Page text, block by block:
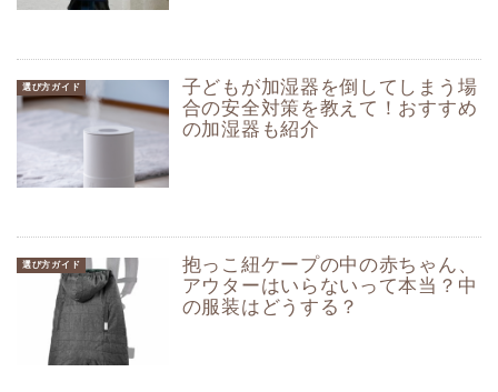
選び方ガイド
子どもが加湿器を倒してしまう場
合の安全対策を教えて！おすすめ
の加湿器も紹介
選び方ガイド
抱っこ紐ケープの中の赤ちゃん、
アウターはいらないって本当？中
の服装はどうする？